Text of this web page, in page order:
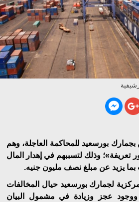
بجمارك بورسعيد للمحاكمة العاجلة، وهم
وذلك لتسببهم في إهدار المال
يزيد عن مبلغ نصف مليون جنيه.
لجمارك بورسعيد حيال المخالفات
ووجود عجز وزيادة في مشمول البيان